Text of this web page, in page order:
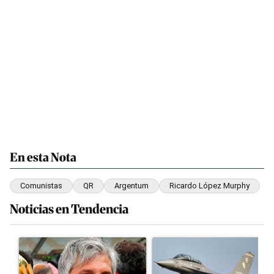
En esta Nota
Comunistas QR Argentum Ricardo López Murphy
Noticias en Tendencia
Este listado muestra los artículos con más comentarios en los
Un artículo de tendencia con el título "Murió Jorge Messi, el
Un artículo de tendencia con